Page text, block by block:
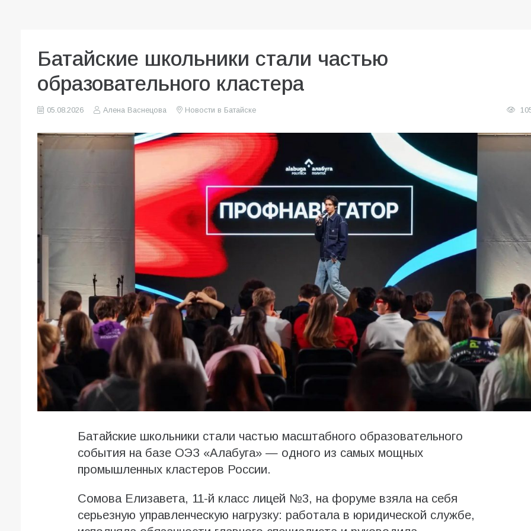
Батайские школьники стали частью
образовательного кластера
05.08.2026 Алена Васнецова Новости в Батайске
Батайские школьники стали частью масштабного образовательного
события на базе ОЭЗ «Алабуга» — одного из самых мощных
промышленных кластеров России.
Сомова Елизавета, 11-й класс лицей №3, на форуме взяла на себя
серьезную управленческую нагрузку: работала в юридической службе,